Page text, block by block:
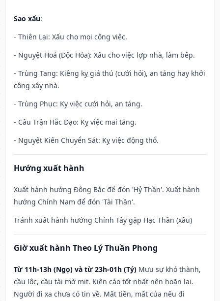
Sao xấu:
- Thiên Lại: Xấu cho mọi công việc.
- Nguyệt Hoả (Độc Hỏa): Xấu cho việc lợp nhà, làm bếp.
- Trùng Tang: Kiêng kỵ giá thú (cưới hỏi), an táng hay khởi
công xây nhà.
- Trùng Phục: Kỵ việc cưới hỏi, an táng.
- Câu Trận Hắc Đạo: Kỵ việc mai táng.
- Nguyệt Kiến Chuyển Sát: Kỵ việc động thổ.
Hướng xuất hành
Xuất hành hướng Đông Bắc để đón 'Hỷ Thần'. Xuất hành
hướng Chính Nam để đón 'Tài Thần'.
Tránh xuất hành hướng Chính Tây gặp Hạc Thần (xấu)
Giờ xuất hành Theo Lý Thuần Phong
Từ 11h-13h (Ngọ) và từ 23h-01h (Tý) Mưu sự khó thành,
cầu lộc, cầu tài mờ mịt. Kiện cáo tốt nhất nên hoãn lại.
Người đi xa chưa có tin về. Mất tiền, mất của nếu đi